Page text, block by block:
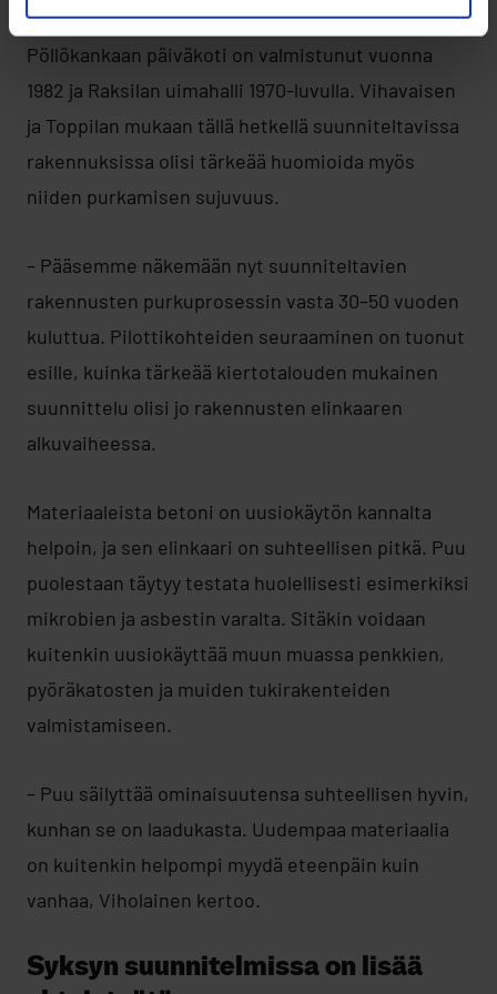
1970-luvulla rakennettuja rakennuksia.
Pöllökankaan päiväkoti on valmistunut vuonna
1982 ja Raksilan uimahalli 1970-luvulla. Vihavaisen
ja Toppilan mukaan tällä hetkellä suunniteltavissa
rakennuksissa olisi tärkeää huomioida myös
niiden purkamisen sujuvuus.
– Pääsemme näkemään nyt suunniteltavien
rakennusten purkuprosessin vasta 30–50 vuoden
kuluttua. Pilottikohteiden seuraaminen on tuonut
esille, kuinka tärkeää kiertotalouden mukainen
suunnittelu olisi jo rakennusten elinkaaren
alkuvaiheessa.
Materiaaleista betoni on uusiokäytön kannalta
helpoin, ja sen elinkaari on suhteellisen pitkä. Puu
puolestaan täytyy testata huolellisesti esimerkiksi
mikrobien ja asbestin varalta. Sitäkin voidaan
kuitenkin uusiokäyttää muun muassa penkkien,
pyöräkatosten ja muiden tukirakenteiden
valmistamiseen.
– Puu säilyttää ominaisuutensa suhteellisen hyvin,
kunhan se on laadukasta. Uudempaa materiaalia
on kuitenkin helpompi myydä eteenpäin kuin
vanhaa, Viholainen kertoo.
Syksyn suunnitelmissa on lisää